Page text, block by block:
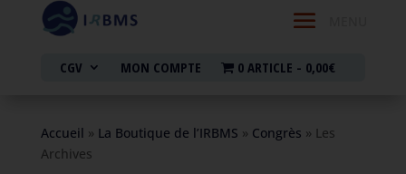
CGV MON COMPTE 0 ARTICLE 0,00€
Accueil » La Boutique de l’IRBMS » Congrès » Les
Archives